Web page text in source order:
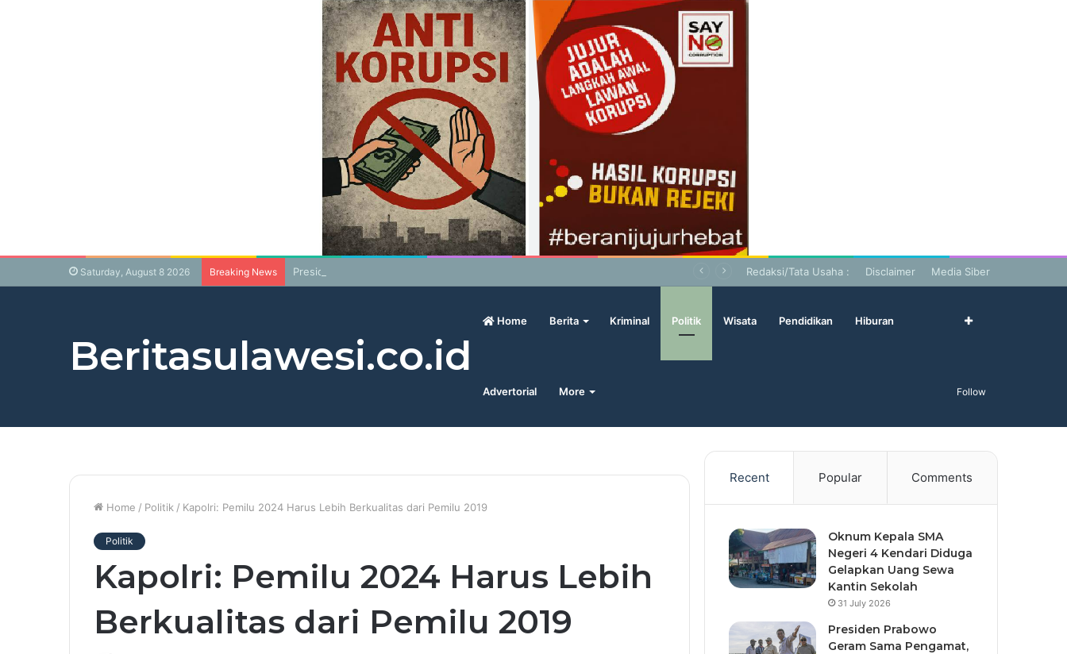
Saturday, August 8 2026 Breaking News Presiden Prabowo Geram Sama Pengamat, Menilai Harga Beras Terlalu Mahal Redaksi/Tata Usaha : Disclaimer Media Siber
Beritasulawesi.co.id
Home Berita Kriminal Politik Wisata Pendidikan Hiburan
Advertorial More Follow
Home / Politik / Kapolri: Pemilu 2024 Harus Lebih Berkualitas dari Pemilu 2019
Politik
Kapolri: Pemilu 2024 Harus Lebih
Berkualitas dari Pemilu 2019
Recent Popular Comments
Oknum Kepala SMA
Negeri 4 Kendari Diduga
Gelapkan Uang Sewa
Kantin Sekolah
31 July 2026
Presiden Prabowo
Geram Sama Pengamat,